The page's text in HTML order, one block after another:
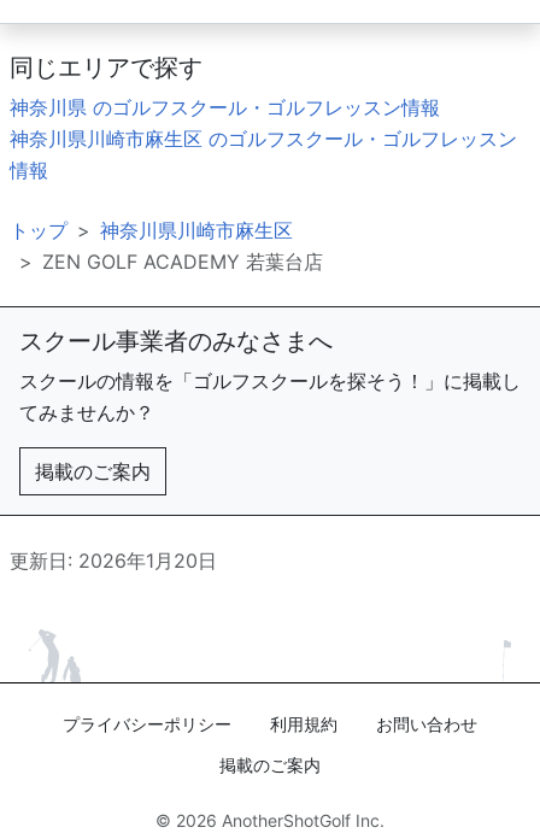
同じエリアで探す
神奈川県 のゴルフスクール・ゴルフレッスン情報
神奈川県川崎市麻生区 のゴルフスクール・ゴルフレッスン
情報
トップ
神奈川県川崎市麻生区
ZEN GOLF ACADEMY 若葉台店
スクール事業者のみなさまへ
スクールの情報を「ゴルフスクールを探そう！」に掲載し
てみませんか？
掲載のご案内
更新日: 2026年1月20日
プライバシーポリシー 利用規約
お問い合わせ
掲載のご案内
© 2026 AnotherShotGolf Inc.